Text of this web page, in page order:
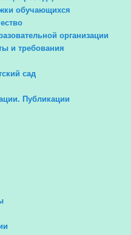
обучающихся
организации
и требования
сад
Публикации